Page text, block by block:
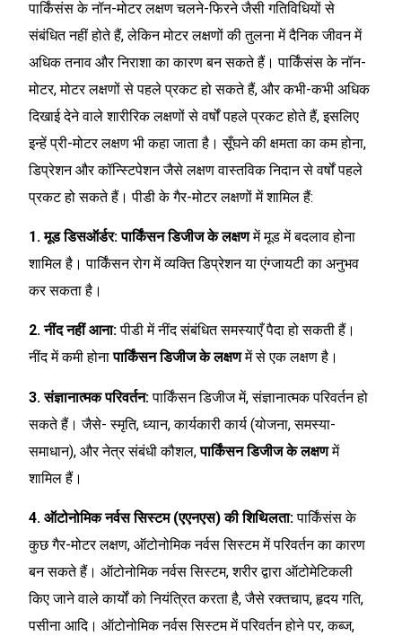
पार्किंसंस के नॉन-मोटर लक्षण चलने-फिरने जैसी गतिविधियों से
संबंधित नहीं होते हैं, लेकिन मोटर लक्षणों की तुलना में दैनिक जीवन में
अधिक तनाव और निराशा का कारण बन सकते हैं। पार्किंसंस के नॉन-
मोटर, मोटर लक्षणों से पहले प्रकट हो सकते हैं, और कभी-कभी अधिक
दिखाई देने वाले शारीरिक लक्षणों से वर्षों पहले प्रकट होते हैं, इसलिए
इन्हें प्री-मोटर लक्षण भी कहा जाता है। सूँघने की क्षमता का कम होना,
डिप्रेशन और कॉन्स्टिपेशन जैसे लक्षण वास्तविक निदान से वर्षों पहले
प्रकट हो सकते हैं। पीडी के गैर-मोटर लक्षणों में शामिल हैं:
1. मूड डिसऑर्डर: पार्किंसन डिजीज के लक्षणमें मूड में बदलाव होना
शामिल है। पार्किंसन रोग में व्यक्ति डिप्रेशन या एंग्जायटी का अनुभव
कर सकता है।
2. नींद नहीं आना:पीडी में नींद संबंधित समस्याएँ पैदा हो सकती हैं।
नींद में कमी होनापार्किंसन डिजीज के लक्षणमें से एक लक्षण है।
3. संज्ञानात्मक परिवर्तन:पार्किंसन डिजीज में, संज्ञानात्मक परिवर्तन हो
सकते हैं। जैसे- स्मृति, ध्यान, कार्यकारी कार्य (योजना, समस्या-
समाधान), और नेत्र संबंधी कौशल,पार्किंसन डिजीज के लक्षणमें
शामिल हैं।
4. ऑटोनोमिक नर्वस सिस्टम (एएनएस) की शिथिलता:पार्किंसंस के
कुछ गैर-मोटर लक्षण, ऑटोनोमिक नर्वस सिस्टम में परिवर्तन का कारण
बन सकते हैं। ऑटोनोमिक नर्वस सिस्टम, शरीर द्वारा ऑटोमेटिकली
किए जाने वाले कार्यों को नियंत्रित करता है, जैसे रक्तचाप, हृदय गति,
पसीना आदि। ऑटोनोमिक नर्वस सिस्टम में परिवर्तन होने पर, कब्ज,